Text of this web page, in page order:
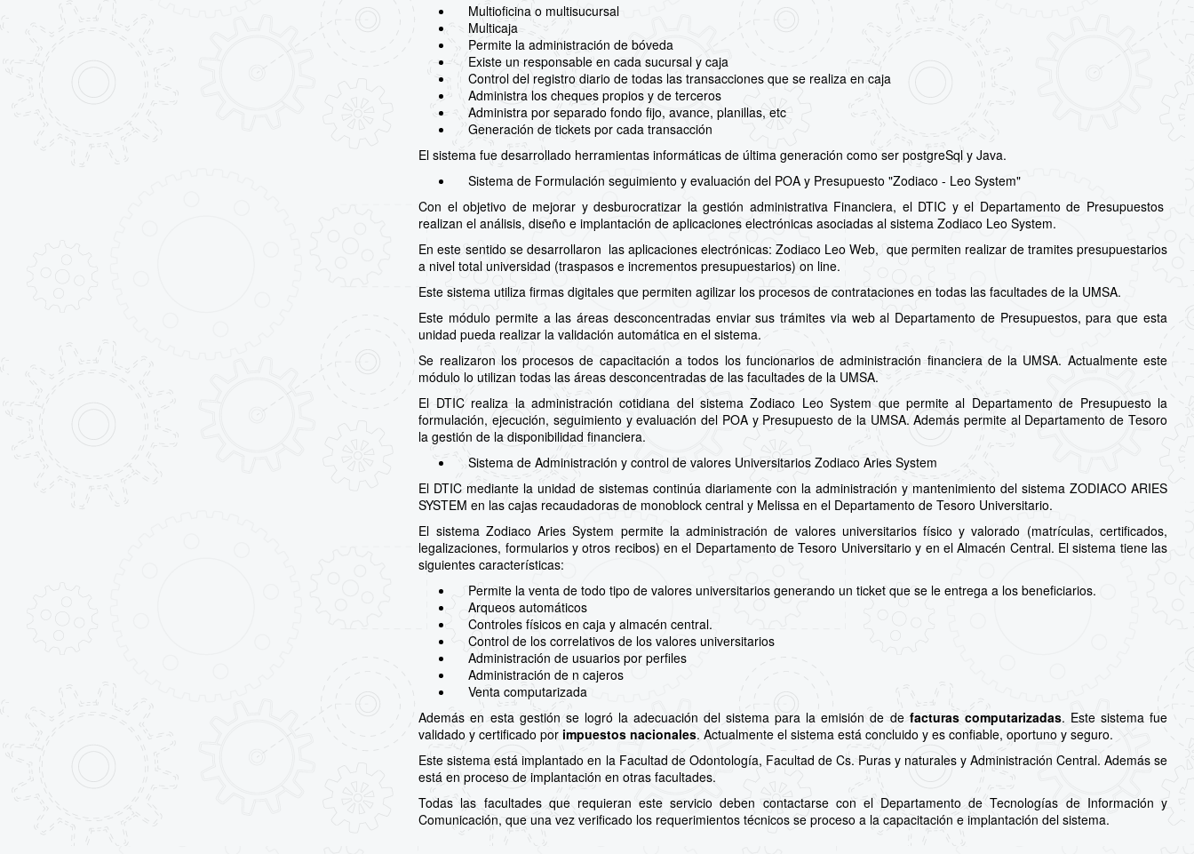
Multioficina o multisucursal
Multicaja
Permite la administración de bóveda
Existe un responsable en cada sucursal y caja
Control del registro diario de todas las transacciones que se realiza en caja
Administra los cheques propios y de terceros
Administra por separado fondo fijo, avance, planillas, etc
Generación de tickets por cada transacción
El sistema fue desarrollado herramientas informáticas de última generación como ser postgreSql y Java.
Sistema de Formulación seguimiento y evaluación del POA y Presupuesto "Zodiaco - Leo System"
Con el objetivo de mejorar y desburocratizar la gestión administrativa Financiera, el DTIC y el Departamento de Presupuestos
realizan el análisis, diseño e implantación de aplicaciones electrónicas asociadas al sistema Zodiaco Leo System.
En este sentido se desarrollaron las aplicaciones electrónicas: Zodiaco Leo Web, que permiten realizar de tramites presupuestarios
a nivel total universidad (traspasos e incrementos presupuestarios) on line.
Este sistema utiliza firmas digitales que permiten agilizar los procesos de contrataciones en todas las facultades de la UMSA.
Este módulo permite a las áreas desconcentradas enviar sus trámites via web al Departamento de Presupuestos, para que esta
unidad pueda realizar la validación automática en el sistema.
Se realizaron los procesos de capacitación a todos los funcionarios de administración financiera de la UMSA. Actualmente este
módulo lo utilizan todas las áreas desconcentradas de las facultades de la UMSA.
El DTIC realiza la administración cotidiana del sistema Zodiaco Leo System que permite al Departamento de Presupuesto la
formulación, ejecución, seguimiento y evaluación del POA y Presupuesto de la UMSA. Además permite al Departamento de Tesoro
la gestión de la disponibilidad financiera.
Sistema de Administración y control de valores Universitarios Zodiaco Aries System
El DTIC mediante la unidad de sistemas continúa diariamente con la administración y mantenimiento del sistema ZODIACO ARIES
SYSTEM en las cajas recaudadoras de monoblock central y Melissa en el Departamento de Tesoro Universitario.
El sistema Zodiaco Aries System permite la administración de valores universitarios físico y valorado (matrículas, certificados,
legalizaciones, formularios y otros recibos) en el Departamento de Tesoro Universitario y en el Almacén Central. El sistema tiene las
siguientes características:
Permite la venta de todo tipo de valores universitarios generando un ticket que se le entrega a los beneficiarios.
Arqueos automáticos
Controles físicos en caja y almacén central.
Control de los correlativos de los valores universitarios
Administración de usuarios por perfiles
Administración de n cajeros
Venta computarizada
Además en esta gestión se logró la adecuación del sistema para la emisión de de facturas computarizadas. Este sistema fue
validado y certificado porimpuestos nacionales. Actualmente el sistema está concluido y es confiable, oportuno y seguro.
Este sistema está implantado en la Facultad de Odontología, Facultad de Cs. Puras y naturales y Administración Central. Además se
está en proceso de implantación en otras facultades.
Todas las facultades que requieran este servicio deben contactarse con el Departamento de Tecnologías de Información y
Comunicación, que una vez verificado los requerimientos técnicos se proceso a la capacitación e implantación del sistema.